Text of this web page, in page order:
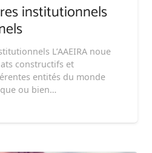
institutionnels
L’AAEIRA noue
constructifs et
entités du monde
ou bien…